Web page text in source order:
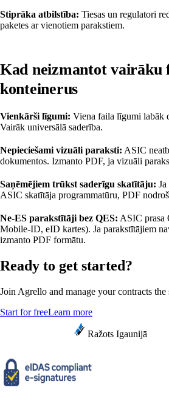
Stiprāka atbilstība: Tiesas un regulatori
paketes ar vienotiem parakstiem.
Kad neizmantot vairāku
konteinerus
Vienkārši līgumi: Viena faila līgumi labāk
Vairāk universālā saderība.
Nepieciešami vizuāli paraksti: ASIC
dokumentos. Izmanto PDF, ja vizuāli
Saņēmējiem trūkst saderīgu skatītāju:
ASIC skatītāja programmatūru, PDF
Ne-ES parakstītāji bez QES: ASIC prasa
Mobile-ID, eID kartes). Ja parakstītājiem
izmanto PDF formātu.
Ready to get started?
Join Agrello and manage your contracts the
Start for freeLearn more
Ražots Igaunijā